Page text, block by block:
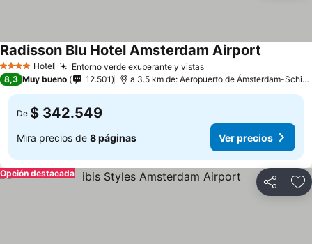
4 EstrellasHotel Entorno verde exuberante y vistas
Radisson Blu Hotel Amsterdam Airport
8,3 Muy bueno 12.501 a 3.5 km de: Aeropuerto de Ámsterdam-Schiphol
De $ 342.549
Mira precios de 8 páginas Ver precios
Compartir
Opción destacada